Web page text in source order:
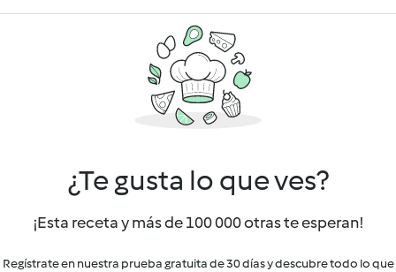
¿Te gusta lo que ves?
¡Esta receta y más de 100 000 otras te esperan!
Regístrate en nuestra prueba gratuita de 30 días y descubre todo lo que